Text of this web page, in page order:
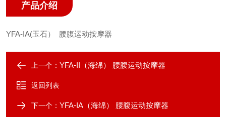
产品介绍
YFA-IA(玉石） 腰腹运动按摩器
上一个： YFA-II（海绵） 腰腹运动按摩器
返回列表
下一个： YFA-IA（海绵） 腰腹运动按摩器